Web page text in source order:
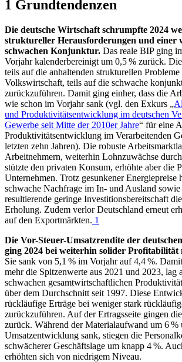
1 Grundtendenzen
Die deutsche Wirtschaft schrumpfte 2024
struktureller Herausforderungen und einer
schwachen Konjunktur. Das reale BIPging
Vorjahr kalenderbereinigt um 0,5 % zurück.
teils auf die anhaltenden strukturellen Probleme
Volkswirtschaft, teils auf die schwache
zurückzuführen. Damit ging einher, dass die
wie schon im Vorjahr sank (vgl. den Exkurs „
und Produktivitätsentwicklung im deutschen
Gewerbe seit Mitte der 2010er Jahre“ für eine
Produktivitätsentwicklung im Verarbeitenden
letzten zehn Jahren). Die robuste
Arbeitnehmern, weiterhin Lohnzuwächse
stützte den privaten Konsum, erhöhte aber die
Unternehmen. Trotz gesunkener Energiepreise
schwache Nachfrage im In- und Ausland sowie
resultierende geringe Investitionsbereitschaft
Erholung. Zudem verlor Deutschland erneut
auf den Exportmärkten. 1
Die Vor-Steuer-Umsatzrendite der
ging 2024 bei weiterhin solider
Sie sank von 5,1 % im Vorjahr auf 4,4 %.
mehr die Spitzenwerte aus 2021 und 2023, lag
schwachen gesamtwirtschaftlichen
über dem Durchschnitt seit 1997. Diese
rückläufige Erträge bei weniger stark
zurückzuführen. Auf der Ertragsseite gingen
zurück. Während der Materialaufwand um 6 %
Umsatzentwicklung sank, stiegen die
schwächerer Geschäftslage um knapp 4 %.
erhöhten sich von niedrigem Niveau.